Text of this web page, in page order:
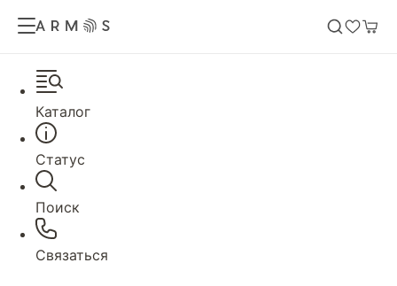
Каталог
Статус
Поиск
Связаться